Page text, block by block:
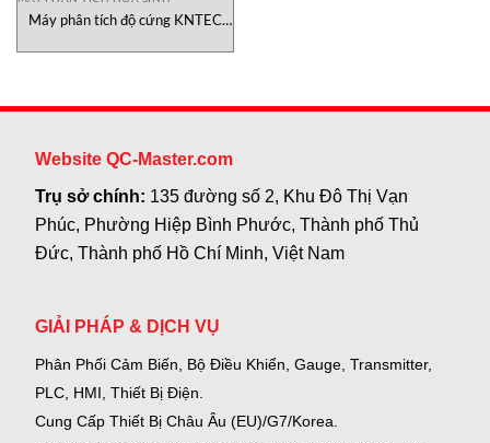
Máy phân tích độ cứng KNTEC
Website QC-Master.com
Trụ sở chính: 135 đường số 2, Khu Đô Thị Vạn
Phúc, Phường Hiệp Bình Phước, Thành phố Thủ
Đức, Thành phố Hồ Chí Minh, Việt Nam
GIẢI PHÁP & DỊCH VỤ
Phân Phối Cảm Biến, Bộ Điều Khiển, Gauge, Transmitter,
PLC, HMI, Thiết Bị Điện.
Cung Cấp Thiết Bị Châu Âu (EU)/G7/Korea.